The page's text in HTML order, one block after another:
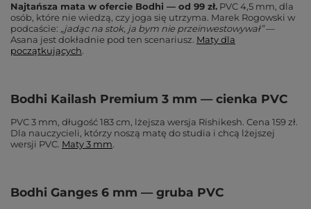
Najtańsza mata w ofercie Bodhi — od 99 zł. PVC 4,5 mm, dla
osób, które nie wiedzą, czy joga się utrzyma. Marek Rogowski w
podcaście:
„jadąc na stok, ja bym nie przeinwestowywał” —
Asana jest dokładnie pod ten scenariusz. Maty dla
początkujących.
Bodhi Kailash Premium 3 mm — cienka PVC
PVC 3 mm, długość 183 cm, lżejsza wersja Rishikesh. Cena 159 zł.
Dla nauczycieli, którzy noszą matę do studia i chcą lżejszej
wersji PVC. Maty 3 mm.
Bodhi Ganges 6 mm — gruba PVC